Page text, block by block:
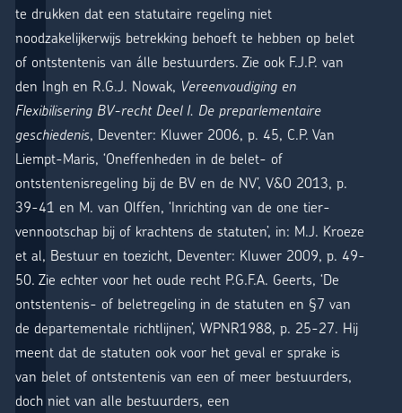
te drukken dat een statutaire regeling niet
noodzakelijkerwijs betrekking behoeft te hebben op belet
of ontstentenis van álle bestuurders. Zie ook F.J.P. van
den Ingh en R.G.J. Nowak, Vereenvoudiging en
Flexibilisering BV-recht Deel I. De preparlementaire
geschiedenis, Deventer: Kluwer 2006, p. 45, C.P. Van
Liempt-Maris, ‘Oneffenheden in de belet- of
ontstentenisregeling bij de BV en de NV’, V&O 2013, p.
39-41 en M. van Olffen, ‘Inrichting van de one tier-
vennootschap bij of krachtens de statuten’, in: M.J. Kroeze
et al, Bestuur en toezicht, Deventer: Kluwer 2009, p. 49-
50. Zie echter voor het oude recht P.G.F.A. Geerts, ‘De
ontstentenis- of beletregeling in de statuten en §7 van
de departementale richtlijnen’, WPNR1988, p. 25-27. Hij
meent dat de statuten ook voor het geval er sprake is
van belet of ontstentenis van een of meer bestuurders,
doch niet van alle bestuurders, een